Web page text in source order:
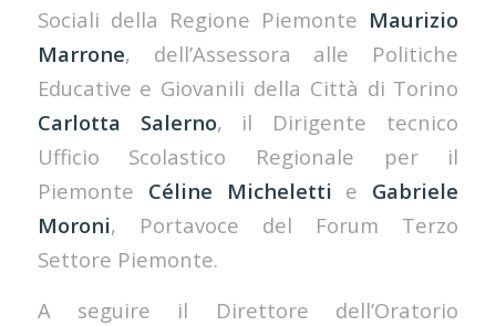
Sociali della Regione Piemonte Maurizio
Marrone, dell’Assessora alle Politiche
Educative e Giovanili della Città di Torino
Carlotta Salerno, il Dirigente tecnico
Ufficio Scolastico Regionale per il
Piemonte Céline Micheletti e Gabriele
Moroni, Portavoce del Forum Terzo
Settore Piemonte.
A seguire il Direttore dell’Oratorio